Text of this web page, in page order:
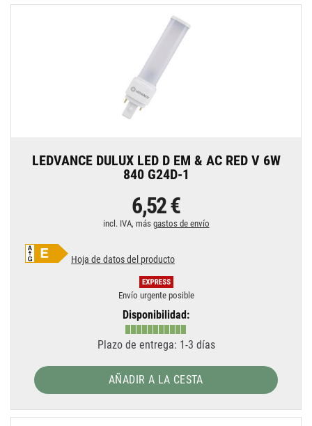
LEDVANCE DULUX LED D EM & AC RED V 6W
840 G24D-1
6,52 €
incl. IVA, más gastos de envío
Hoja de datos del producto
Envío urgente posible
Disponibilidad:
Plazo de entrega: 1-3 días
AÑADIR A LA CESTA